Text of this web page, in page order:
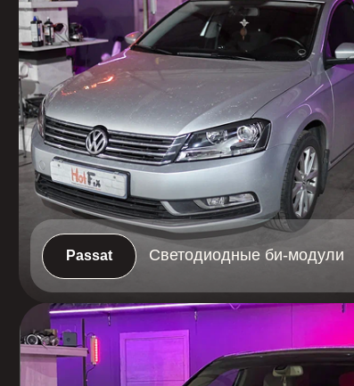
Светодиодные би-модули
Passat